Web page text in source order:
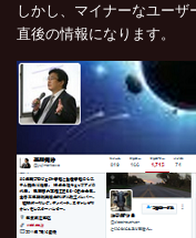
しかし、マイナーなユー
直後の情報になります。